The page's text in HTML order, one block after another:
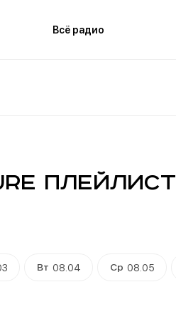
Всё радио
плейлист
Вт 08.04 Ср 08.05